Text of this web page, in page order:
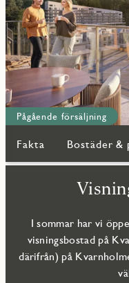
Pågående försäljning
Fakta Bostäder &
I sommar har vi
visningsbostad på
därifrån) på